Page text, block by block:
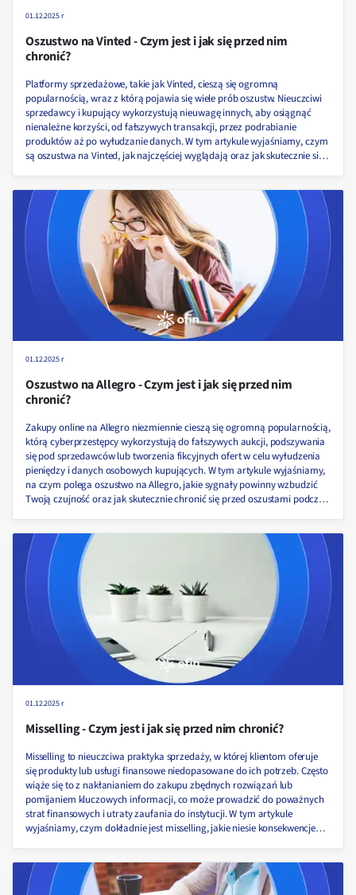
01.12.2025 r
Oszustwo na Vinted - Czym jest i jak się przed nim
chronić?
Platformy sprzedażowe, takie jak Vinted, cieszą się ogromną
popularnością, wraz z którą pojawia się wiele prób oszustw. Nieuczciwi
sprzedawcy i kupujący wykorzystują nieuwagę innych, aby osiągnąć
nienależne korzyści, od fałszywych transakcji, przez podrabianie
produktów aż po wyłudzanie danych. W tym artykule wyjaśniamy, czym
są oszustwa na Vinted, jak najczęściej wyglądają oraz jak skutecznie się
01.12.2025 r
Oszustwo na Allegro - Czym jest i jak się przed nim
chronić?
Zakupy online na Allegro niezmiennie cieszą się ogromną popularnością,
którą cyberprzestępcy wykorzystują do fałszywych aukcji, podszywania
się pod sprzedawców lub tworzenia fikcyjnych ofert w celu wyłudzenia
pieniędzy i danych osobowych kupujących. W tym artykule wyjaśniamy,
na czym polega oszustwo na Allegro, jakie sygnały powinny wzbudzić
Twoją czujność oraz jak skutecznie chronić się przed oszustami podczas
01.12.2025 r
Misselling - Czym jest i jak się przed nim chronić?
Misselling to nieuczciwa praktyka sprzedaży, w której klientom oferuje
się produkty lub usługi finansowe niedopasowane do ich potrzeb. Często
wiąże się to z nakłanianiem do zakupu zbędnych rozwiązań lub
pomijaniem kluczowych informacji, co może prowadzić do poważnych
strat finansowych i utraty zaufania do instytucji. W tym artykule
wyjaśniamy, czym dokładnie jest misselling, jakie niesie konsekwencje